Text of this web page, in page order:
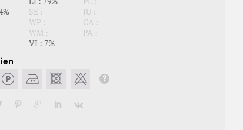
SE :
WP :
WM :
VI : 7%
JU :
CA :
PA :